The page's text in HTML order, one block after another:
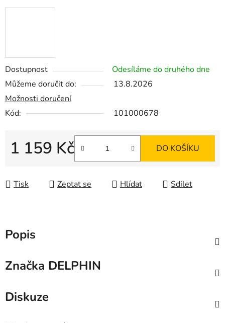
Dostupnost
Odesíláme do druhého dne
Můžeme doručit do:
13.8.2026
Možnosti doručení
Kód:
101000678
1 159 Kč DO KOŠÍKU
Tisk Zeptat se Hlídat Sdílet
Popis
Značka DELPHIN
Diskuze